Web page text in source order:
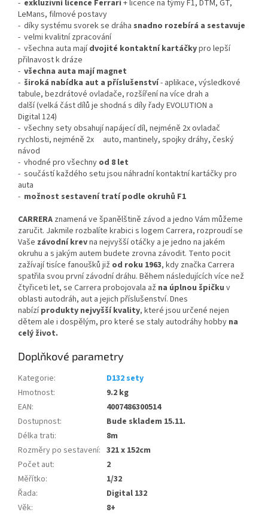
- exkluzivní licence Ferrari + licence na týmy F1, DTM, GT,
LeMans, filmové postavy
- díky systému svorek se dráha snadno rozebírá a sestavuje
- velmi kvalitní zpracování
- všechna auta majídvojité kontaktní kartáčkypro lepší
přilnavost k dráze
- všechna auta mají magnet
- široká nabídka aut a příslušenství- aplikace, výsledkové
tabule, bezdrátové ovladače, rozšíření na více drah a
další (velká část dílů je shodná s díly řady EVOLUTION a
Digital 124)
- všechny sety obsahují napájecí díl, nejméně 2x ovladač
rychlosti, nejméně 2x auto, mantinely, spojky dráhy, český
návod
- vhodné pro všechny od 8 let
- součástí každého setu jsou náhradní kontaktní kartáčky pro
auta
- možnost sestavení tratí podle okruhů F1
CARRERA znamená ve španělštině závod a jedno Vám můžeme
zaručit. Jakmile rozbalíte krabici s logem Carrera, rozproudí se
Vaše závodní krevna nejvyšší otáčky a je jedno na jakém
okruhu a s jakým autem budete zrovna závodit. Tento pocit
zažívají tisíce fanoušků již od roku 1963, kdy značka Carrera
spatřila svou první závodní dráhu. Během následujících více než
čtyřiceti let, se Carrera probojovala až na úplnou špičku v
oblasti autodráh, aut a jejich příslušenství. Dnes
nabízíprodukty nejvyšší kvality, které jsou určené nejen
dětem ale i dospělým, pro které se staly autodráhy hobby na
celý život.
Doplňkové parametry
Kategorie:
D132 sety
Hmotnost:
9.2 kg
EAN:
4007486300514
Dostupnost:
Bude skladem 15.11.
Délka trati:
8m
Rozměry po sestavení: 321 x 152cm
Počet aut:
2
Měřítko:
1/32
Řada:
Digital 132
Věk:
8+